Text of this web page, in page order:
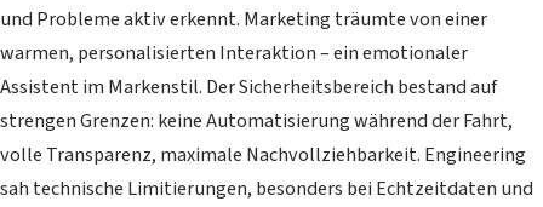
und Probleme aktiv erkennt. Marketing träumte von einer
warmen, personalisierten Interaktion – ein emotionaler
Assistent im Markenstil. Der Sicherheitsbereich bestand auf
strengen Grenzen: keine Automatisierung während der Fahrt,
volle Transparenz, maximale Nachvollziehbarkeit. Engineering
sah technische Limitierungen, besonders bei Echtzeitdaten und